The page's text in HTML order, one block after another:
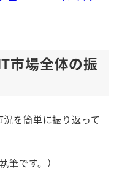
市場全体の振
を簡単に振り返って
筆です。）